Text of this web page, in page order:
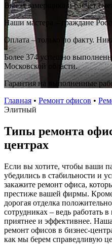
Выезд замерщика и расчет
Наши мастера – граждане
Оплата – только по факту.
Более 374 успешно
Московской области.
Гарантия на выполненные
Главная • Ремонт офисов •
Элитный
Типы ремонта
центрах
Если вы хотите, чтобы ваши
убедились в стабильности и
закажите ремонт офиса,
престиже вашей фирмы. Кроме
дорогая отделка
сотрудниках – ведь работать
приятнее и эффективнее.
ремонт офисов в бизнес-
как мы берем справедливую